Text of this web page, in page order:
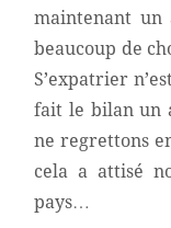
maintenant un
beaucoup de
S’expatrier
fait le bilan un
ne regrettons
cela a attisé
pays…